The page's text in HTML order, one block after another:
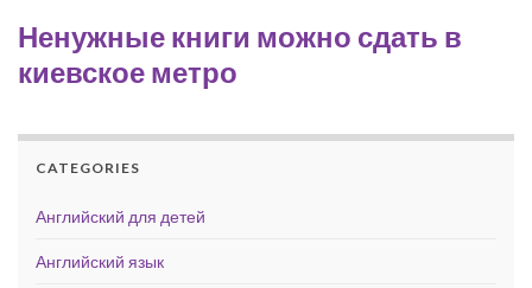
Ненужные книги можно сдать в
киевское метро
CATEGORIES
Английский для детей
Английский язык